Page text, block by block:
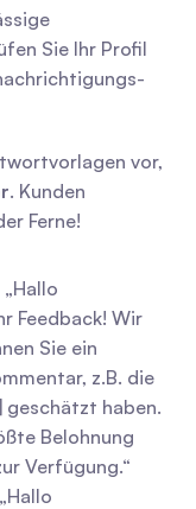
Sie Ihr Profil
vor,
. Kunden
Ferne!
„Hallo
Feedback! Wir
Sie ein
z.B. die
geschätzt haben.
Belohnung
Verfügung.“
„Hallo